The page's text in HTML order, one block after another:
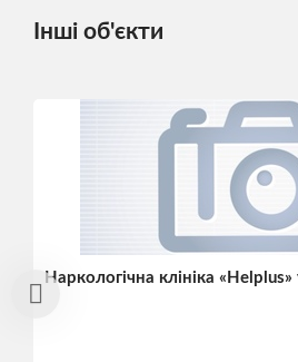
Інші об'єкти
Наркологічна клініка